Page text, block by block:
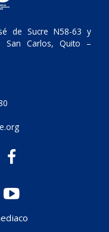
de Sucre N58-63 y
San Carlos, Quito –